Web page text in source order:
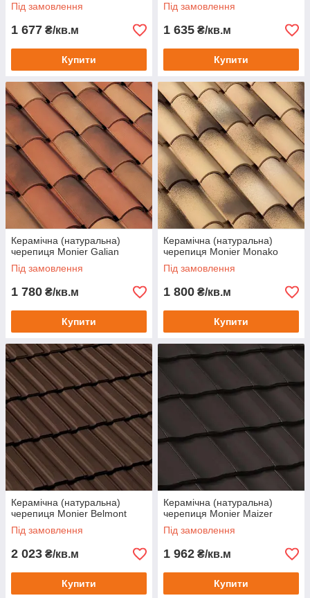
Під замовлення
1 677 ₴/кв.м
Купити
Під замовлення
1 635 ₴/кв.м
Купити
Керамічна (натуральна)
черепиця Monier Galian
Під замовлення
1 780 ₴/кв.м
Купити
Керамічна (натуральна)
черепиця Monier Monako
Під замовлення
1 800 ₴/кв.м
Купити
Керамічна (натуральна)
черепиця Monier Belmont
Під замовлення
2 023 ₴/кв.м
Купити
Керамічна (натуральна)
черепиця Monier Maizer
Під замовлення
1 962 ₴/кв.м
Купити